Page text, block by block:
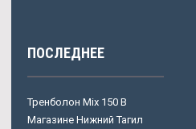
ПОСЛЕДНЕЕ
Тренболон Mix 150 В
Магазине Нижний Тагил